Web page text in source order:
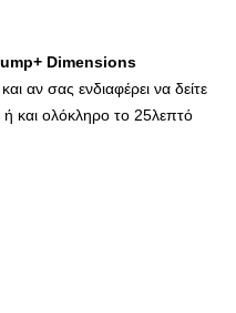
Dimensions
αν σας ενδιαφέρει να δείτε
ή και ολόκληρο το 25λεπτό